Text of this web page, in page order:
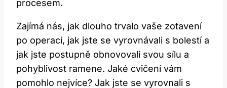
procesem.
Zajímá nás, jak dlouho trvalo vaše zotavení
po operaci, jak jste se vyrovnávali s bolestí a
jak jste postupně obnovovali svou sílu a
pohyblivost ramene. Jaké cvičení vám
pomohlo nejvíce? Jak jste se vyrovnali s